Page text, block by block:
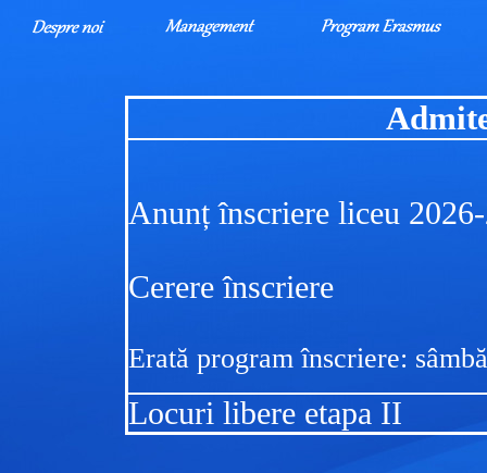
Anunț înscriere liceu
Cerere înscriere
Erată program înscriere:
Locuri libere etapa II